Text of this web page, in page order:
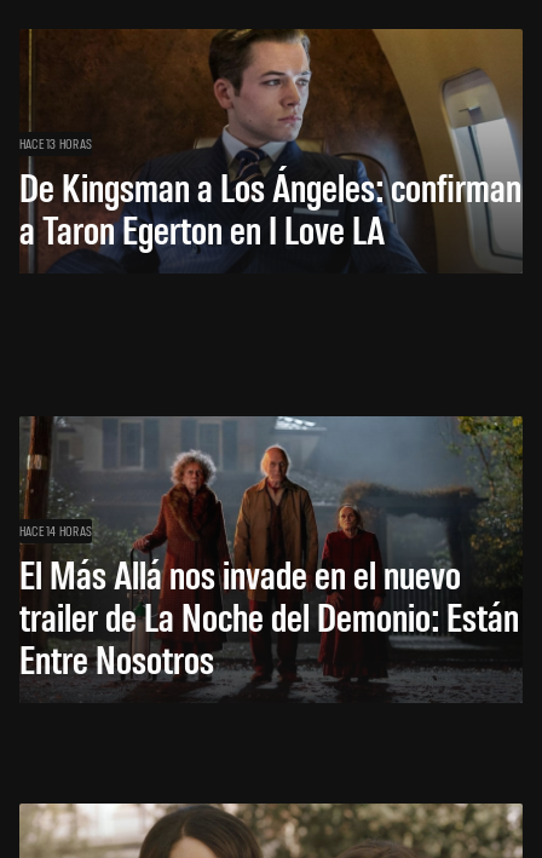
HACE 13 HORAS
De Kingsman a Los Ángeles: confirman
a Taron Egerton en I Love LA
HACE 14 HORAS
El Más Allá nos invade en el nuevo
trailer de La Noche del Demonio: Están
Entre Nosotros